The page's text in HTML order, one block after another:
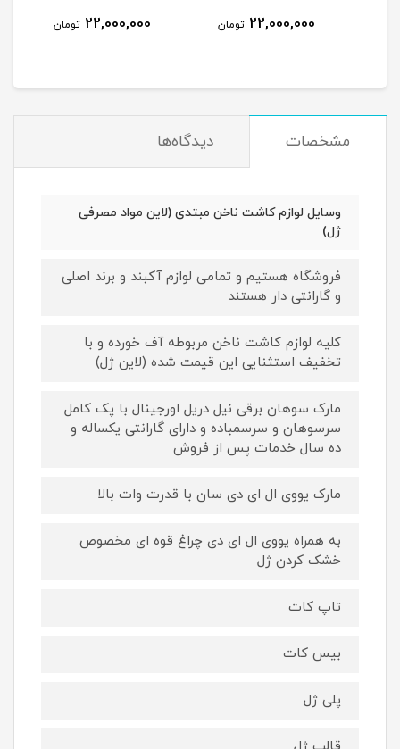
22,000,000 تومان 22,000,000 تومان
مشخصات دیدگاه‌ها
وسایل لوازم کاشت ناخن مبتدی (لاین مواد مصرفی
ژل)
فروشگاه هستیم و تمامی لوازم آکبند و برند اصلی
و گارانتی دار هستند
کلیه لوازم کاشت ناخن مربوطه آف خورده و با
تخفیف استثنایی این قیمت شده (لاین ژل)
مارک سوهان برقی نیل دریل اورجینال با پک کامل
سرسوهان و سرسمباده و دارای گارانتی یکساله و
ده سال خدمات پس از فروش
مارک یووی ال ای دی سان با قدرت وات بالا
به همراه یووی ال ای دی چراغ قوه ای مخصوص
خشک کردن ژل
تاپ کات
بیس کات
پلی ژل